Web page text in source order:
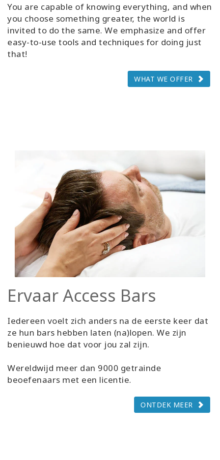
You are capable of knowing everything, and when
you choose something greater, the world is
invited to do the same. We emphasize and offer
easy-to-use tools and techniques for doing just
that!
WHAT WE OFFER
Ervaar Access Bars
Iedereen voelt zich anders na de eerste keer dat
ze hun bars hebben laten (na)lopen. We zijn
benieuwd hoe dat voor jou zal zijn.
Wereldwijd meer dan 9000 getrainde
beoefenaars met een licentie.
ONTDEK MEER